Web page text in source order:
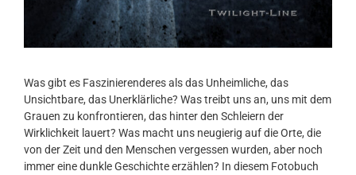
Was gibt es Faszinierenderes als das Unheimliche, das
Unsichtbare, das Unerklärliche? Was treibt uns an, uns mit dem
Grauen zu konfrontieren, das hinter den Schleiern der
Wirklichkeit lauert? Was macht uns neugierig auf die Orte, die
von der Zeit und den Menschen vergessen wurden, aber noch
immer eine dunkle Geschichte erzählen? In diesem Fotobuch